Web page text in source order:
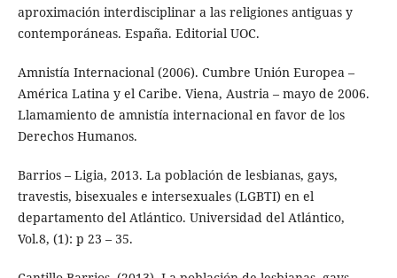
aproximación interdisciplinar a las religiones antiguas y
contemporáneas. España. Editorial UOC.
Amnistía Internacional (2006). Cumbre Unión Europea –
América Latina y el Caribe. Viena, Austria – mayo de 2006.
Llamamiento de amnistía internacional en favor de los
Derechos Humanos.
Barrios – Ligia, 2013. La población de lesbianas, gays,
travestis, bisexuales e intersexuales (LGBTI) en el
departamento del Atlántico. Universidad del Atlántico,
Vol.8, (1): p 23 – 35.